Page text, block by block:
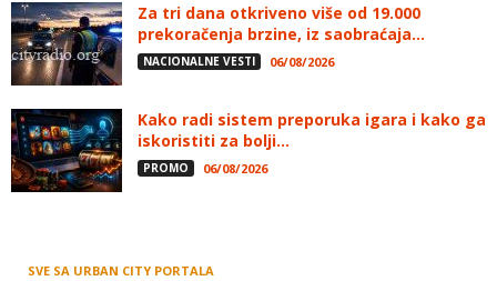
Za tri dana otkriveno više od 19.000
prekoračenja brzine, iz saobraćaja...
NACIONALNE VESTI 06/08/2026
Kako radi sistem preporuka igara i kako ga
iskoristiti za bolji...
PROMO 06/08/2026
SVE SA URBAN CITY PORTALA